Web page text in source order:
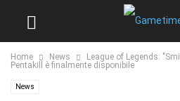
Home News
League of Legends:
Pentakill è finalmente disponibile
News